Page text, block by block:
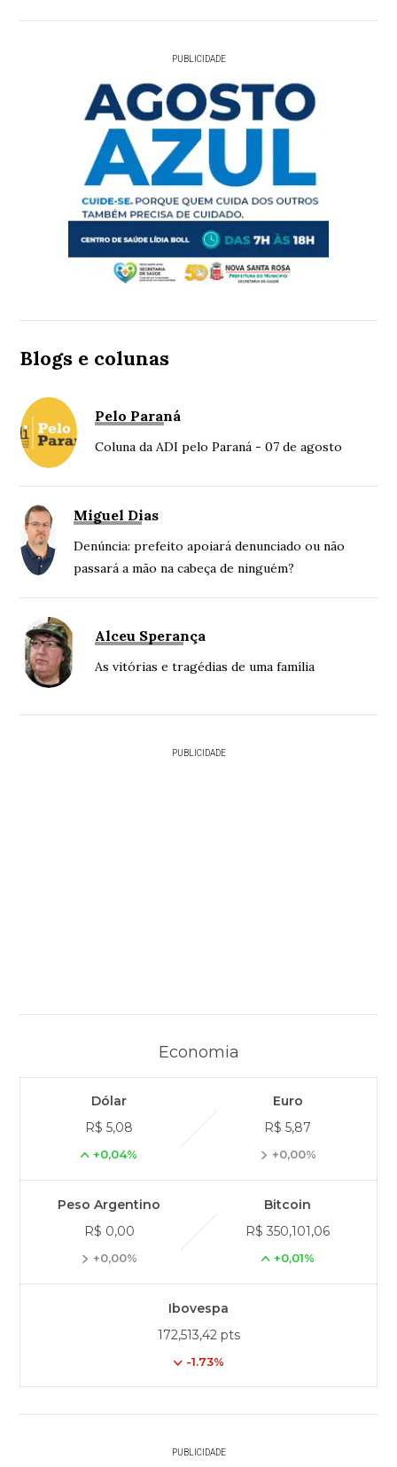
PUBLICIDADE
Blogs e colunas
Pelo Paraná
Coluna da ADI pelo Paraná - 07 de agosto
Miguel Dias
Denúncia: prefeito apoiará denunciado ou não
passará a mão na cabeça de ninguém?
Alceu Sperança
As vitórias e tragédias de uma família
PUBLICIDADE
Economia
Dólar
R$ 5,08
+0,04%
Euro
R$ 5,87
+0,00%
Peso Argentino
R$ 0,00
+0,00%
Bitcoin
R$ 350,101,06
+0,01%
Ibovespa
172,513,42 pts
-1.73%
PUBLICIDADE